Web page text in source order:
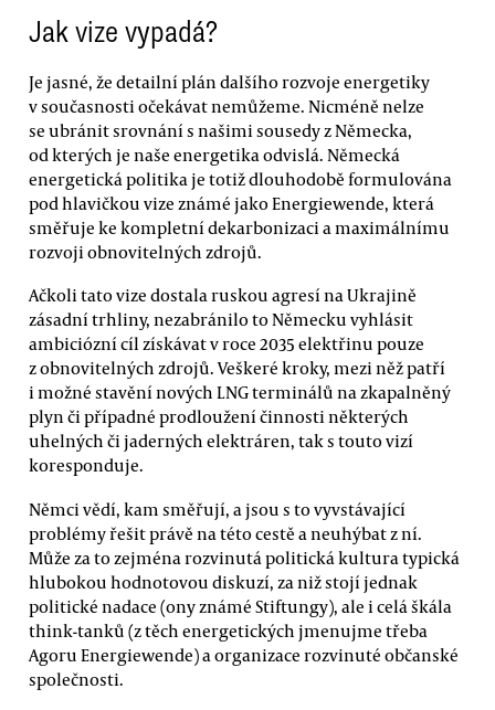
Jak vize vypadá?
Je jasné, že detailní plán dalšího rozvoje energetiky
v současnosti očekávat nemůžeme. Nicméně nelze
se ubránit srovnání s našimi sousedy z Německa,
od kterých je naše energetika odvislá. Německá
energetická politika je totiž dlouhodobě formulována
pod hlavičkou vize známé jako Energiewende, která
směřuje ke kompletní dekarbonizaci a maximálnímu
rozvoji obnovitelných zdrojů.
Ačkoli tato vize dostala ruskou agresí na Ukrajině
zásadní trhliny, nezabránilo to Německu vyhlásit
ambiciózní cíl získávat v roce 2035 elektřinu pouze
z obnovitelných zdrojů. Veškeré kroky, mezi něž patří
i možné stavění nových LNG terminálů na zkapalněný
plyn či případné prodloužení činnosti některých
uhelných či jaderných elektráren, tak s touto vizí
koresponduje.
Němci vědí, kam směřují, a jsou s to vyvstávající
problémy řešit právě na této cestě a neuhýbat z ní.
Může za to zejména rozvinutá politická kultura typická
hlubokou hodnotovou diskuzí, za niž stojí jednak
politické nadace (ony známé Stiftungy), ale i celá škála
think-tanků (z těch energetických jmenujme třeba
Agoru Energiewende) a organizace rozvinuté občanské
společnosti.